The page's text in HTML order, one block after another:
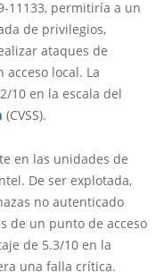
11133, permitiría a un
de privilegios,
ataques de
acceso local. La
10 en la escala del
(CVSS).
en las unidades de
De ser explotada,
no autenticado
de un punto de acceso
de 5.3/10 en la
una falla crítica.